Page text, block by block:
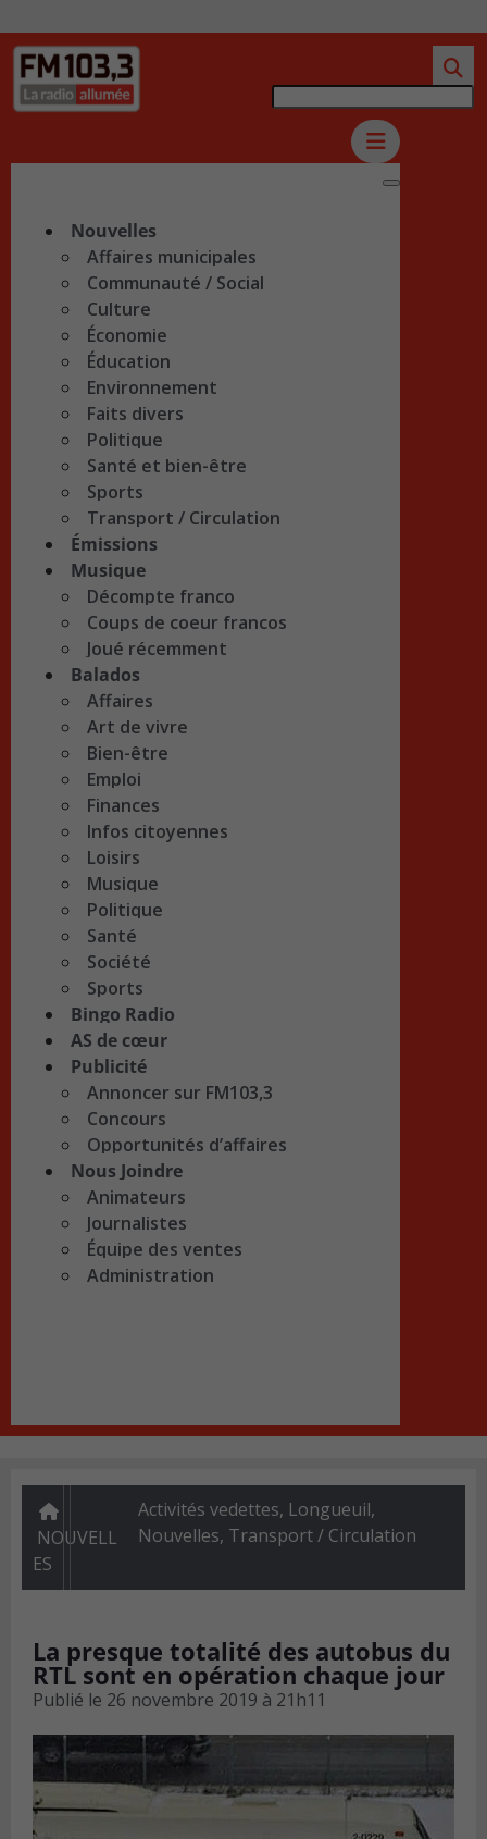
Nouvelles
Affaires municipales
Communauté / Social
Culture
Économie
Éducation
Environnement
Faits divers
Politique
Santé et bien-être
Sports
Transport / Circulation
Émissions
Musique
Décompte franco
Coups de coeur francos
Joué récemment
Balados
Affaires
Art de vivre
Bien-être
Emploi
Finances
Infos citoyennes
Loisirs
Musique
Politique
Santé
Société
Sports
Bingo Radio
AS de cœur
Publicité
Annoncer sur FM103,3
Concours
Opportunités d’affaires
Nous Joindre
Animateurs
Journalistes
Équipe des ventes
Administration
NOUVELL
ES
Activités vedettes, Longueuil,
Nouvelles, Transport / Circulation
La presque totalité des autobus du
RTL sont en opération chaque jour
Publié le 26 novembre 2019 à 21h11